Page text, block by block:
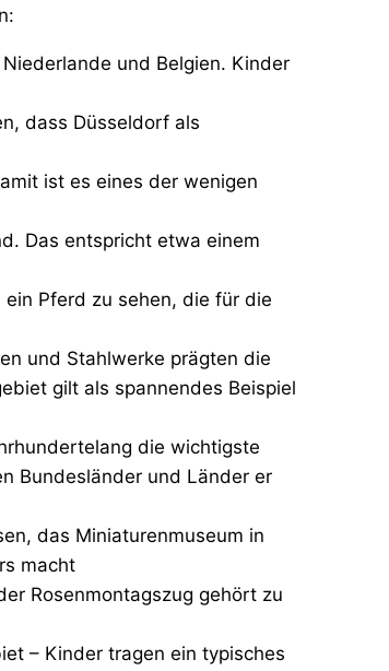
und Belgien. Kinder
dass Düsseldorf als
ist es eines der wenigen
Das entspricht etwa einem
ein Pferd zu sehen, die für die
und Stahlwerke prägten die
gilt als spannendes Beispiel
die wichtigste
Bundesländer und Länder er
das Miniaturenmuseum in
macht
Rosenmontagszug gehört zu
– Kinder tragen ein typisches